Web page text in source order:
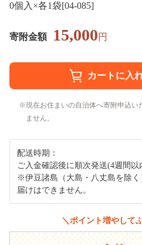
0個入×各1袋[04-085]
寄附金額 15,000円
現在お住まいの自治体へ寄附申込
ません。
配送時期：
ご入金確認後に順次発送(4週間以
※伊豆諸島（大島・八丈島を除
届けはできません。
＼ポイント増やして